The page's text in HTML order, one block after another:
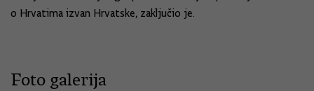
o Hrvatima izvan Hrvatske, zaključio je.
Foto galerija